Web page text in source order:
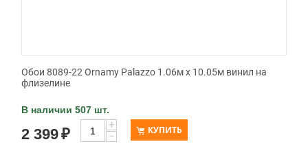
Обои 8089-22 Ornamy Palazzo 1.06м x 10.05м винил на
флизелине
В наличии 507 шт.
2 399₽
+
−
КУПИТЬ